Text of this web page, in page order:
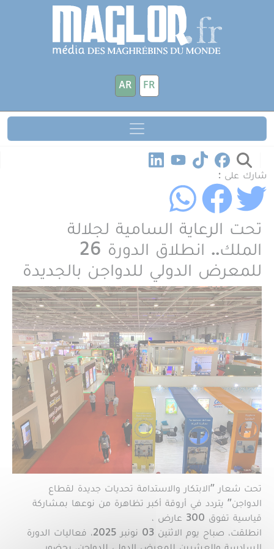
تجاوز إلى المحتوى الرئيسي
FR
AR
شارك على :
تحت الرعاية السامية لجلالة
الملك.. انطلاق الدورة 26
للمعرض الدولي للدواجن بالجديدة
تحت شعار "الابتكار والاستدامة تحديات جديدة لقطاع
الدواجن" يتردد في أروقة أكبر تظاهرة من نوعها بمشاركة
قياسية تفوق 300 عارض ،
انطلقت، صباح يوم الاثنين 03 نونبر 2025، فعاليات الدورة
لوحة إدارة ملفات تعريف الارتباط